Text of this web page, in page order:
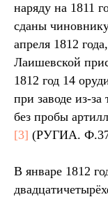
наряду на 1811
сданы
апреля 1812
Лаишевской
1812 год 14
при заводе из-за
без пробы
[3] (РУГИА.
В январе 1812